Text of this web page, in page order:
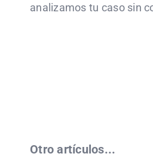
analizamos tu caso sin
Otro artículos...